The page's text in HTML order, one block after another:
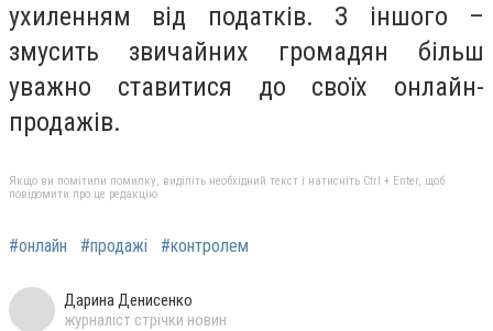
ухиленням від податків. З іншого –
змусить звичайних громадян більш
уважно ставитися до своїх онлайн-
продажів.
Якщо ви помітили помилку, виділіть необхідний текст і натисніть Ctrl + Enter, щоб
повідомити про це редакцію
#онлайн #продажі #контролем
Дарина Денисенко
журналіст стрічки новин